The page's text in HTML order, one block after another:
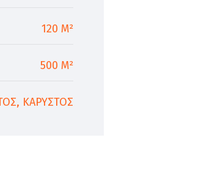
120 M²
500 M²
ΚΑΡΥΣΤΟΣ